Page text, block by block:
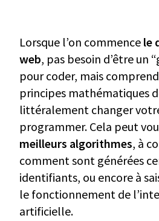
Lorsque l’on commence le
web, pas besoin d’être un
pour coder, mais
principes mathématiques
littéralement changer
programmer. Cela peut
meilleurs algorithmes, à
comment sont générées
identifiants, ou encore à
le fonctionnement de
artificielle.